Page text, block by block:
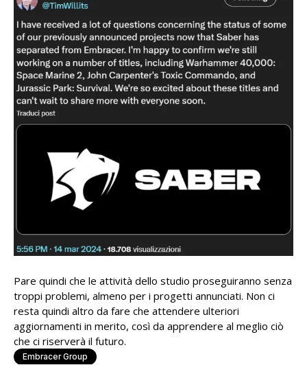
Pare quindi che le attività dello studio proseguiranno senza
troppi problemi, almeno per i progetti annunciati. Non ci
resta quindi altro da fare che attendere ulteriori
aggiornamenti in merito, così da apprendere al meglio ciò
che ci riserverà il futuro.
Embracer Group